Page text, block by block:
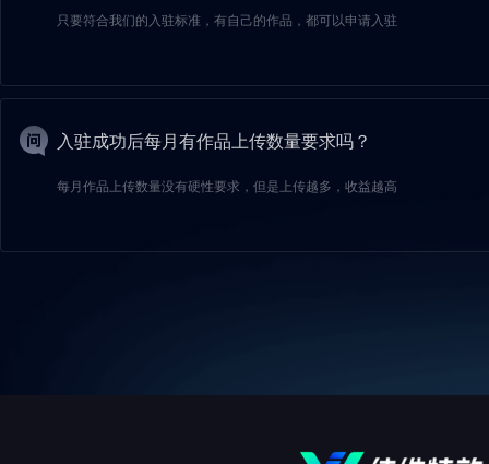
只要符合我们的入驻标准，有自己的作品，都可以申请入驻
入驻成功后每月有作品上传数量要求吗？
每月作品上传数量没有硬性要求，但是上传越多，收益越高